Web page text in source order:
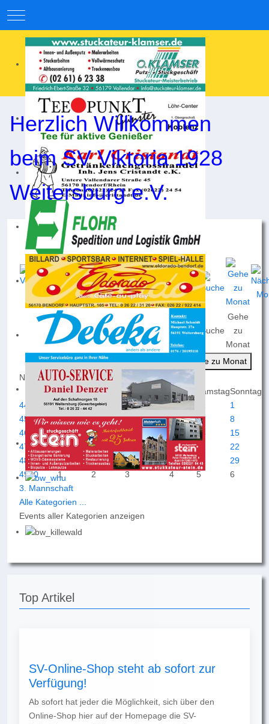
Mobile Menu Toggle
Herzlich Willkommen
beim SV Viktoria 1928
Weitersburg e.V.
Nach
Jahr
Nach
Monat
Nach
Woche
HeuteSuche
Gehe
zu
Monat
Gehe zu Monat
November 2026
MontagDienstagMittwochDonnerstag Freitag SamstagSonntag
44
27 28 29 30
1
452 3 4 5 6 7
8
46
9 10 11 12 13 14
15
47 16 17 18 20 21
22
4823 24 25 26 27 28
29
4930 1 2 3 4 5
6
3. Mannschaft
Alle Kategorien ...
Events aller Kategorien anzeigen
Top Artikel
SV-Online-Shop steht ab sofort zur
Verfügung!
Ab sofort hat jeder die Möglichkeit, sich über den
Online-Shop hier auf der Homepage die SV-